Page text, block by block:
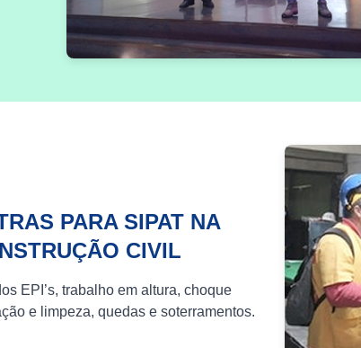
PARA SIPAT NA
CIVIL
EPI’s, trabalho em altura, choque
e limpeza, quedas e soterramentos.